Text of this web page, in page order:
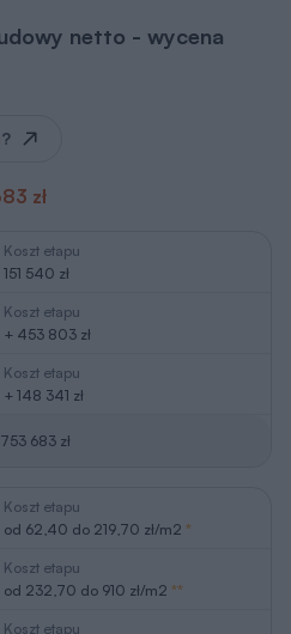
netto - wycena
zł
Koszt etapu
151 540 zł
Koszt etapu
+ 453 803 zł
Koszt etapu
+ 148 341 zł
753 683 zł
Koszt etapu
od 62,40 do 219,70 zł/m2 *
Koszt etapu
od 232,70 do 910 zł/m2 **
Koszt etapu